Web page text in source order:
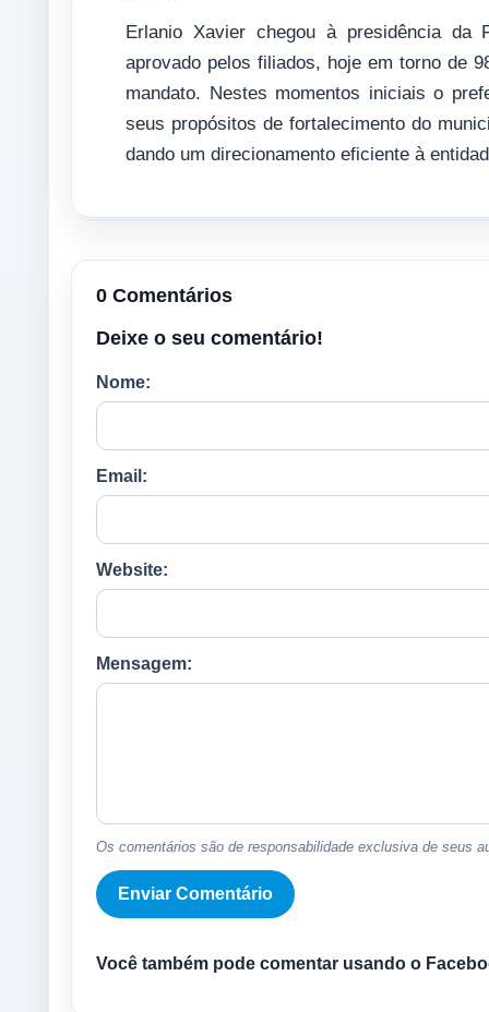
Erlanio Xavier chegou à presidência da
aprovado pelos filiados, hoje em torno de
mandato. Nestes momentos iniciais o
seus propósitos de fortalecimento do
dando um direcionamento eficiente à
0 Comentários
Deixe o seu comentário!
Nome:
Email:
Website:
Mensagem:
Os comentários são de responsabilidade exclusiva de seus
Você também pode comentar usando o